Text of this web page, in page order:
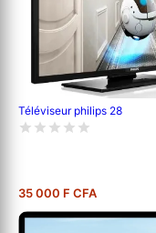
Téléviseur philips 28
35 000 F CFA